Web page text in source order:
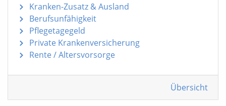
Kranken-Zusatz & Ausland
Berufsunfähigkeit
Pflegetagegeld
Private Krankenversicherung
Rente / Altersvorsorge
Übersicht